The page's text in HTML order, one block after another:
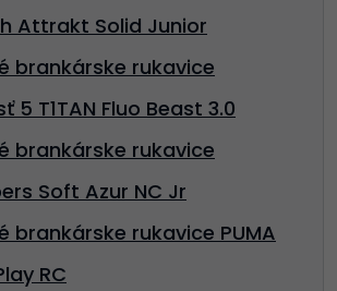
Attrakt Solid Junior
brankárske rukavice
5 T1TAN Fluo Beast 3.0
brankárske rukavice
Soft Azur NC Jr
brankárske rukavice PUMA
RC